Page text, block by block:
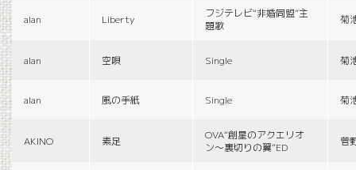
alan Liberty
フジテレビ“非婚同盟”主
題歌
菊
alan 空唄 Single 菊
alan 風の手紙 Single 菊
AKINO 素足
OVA“創星のアクエリオ
ン〜裏切りの翼”ED
菅